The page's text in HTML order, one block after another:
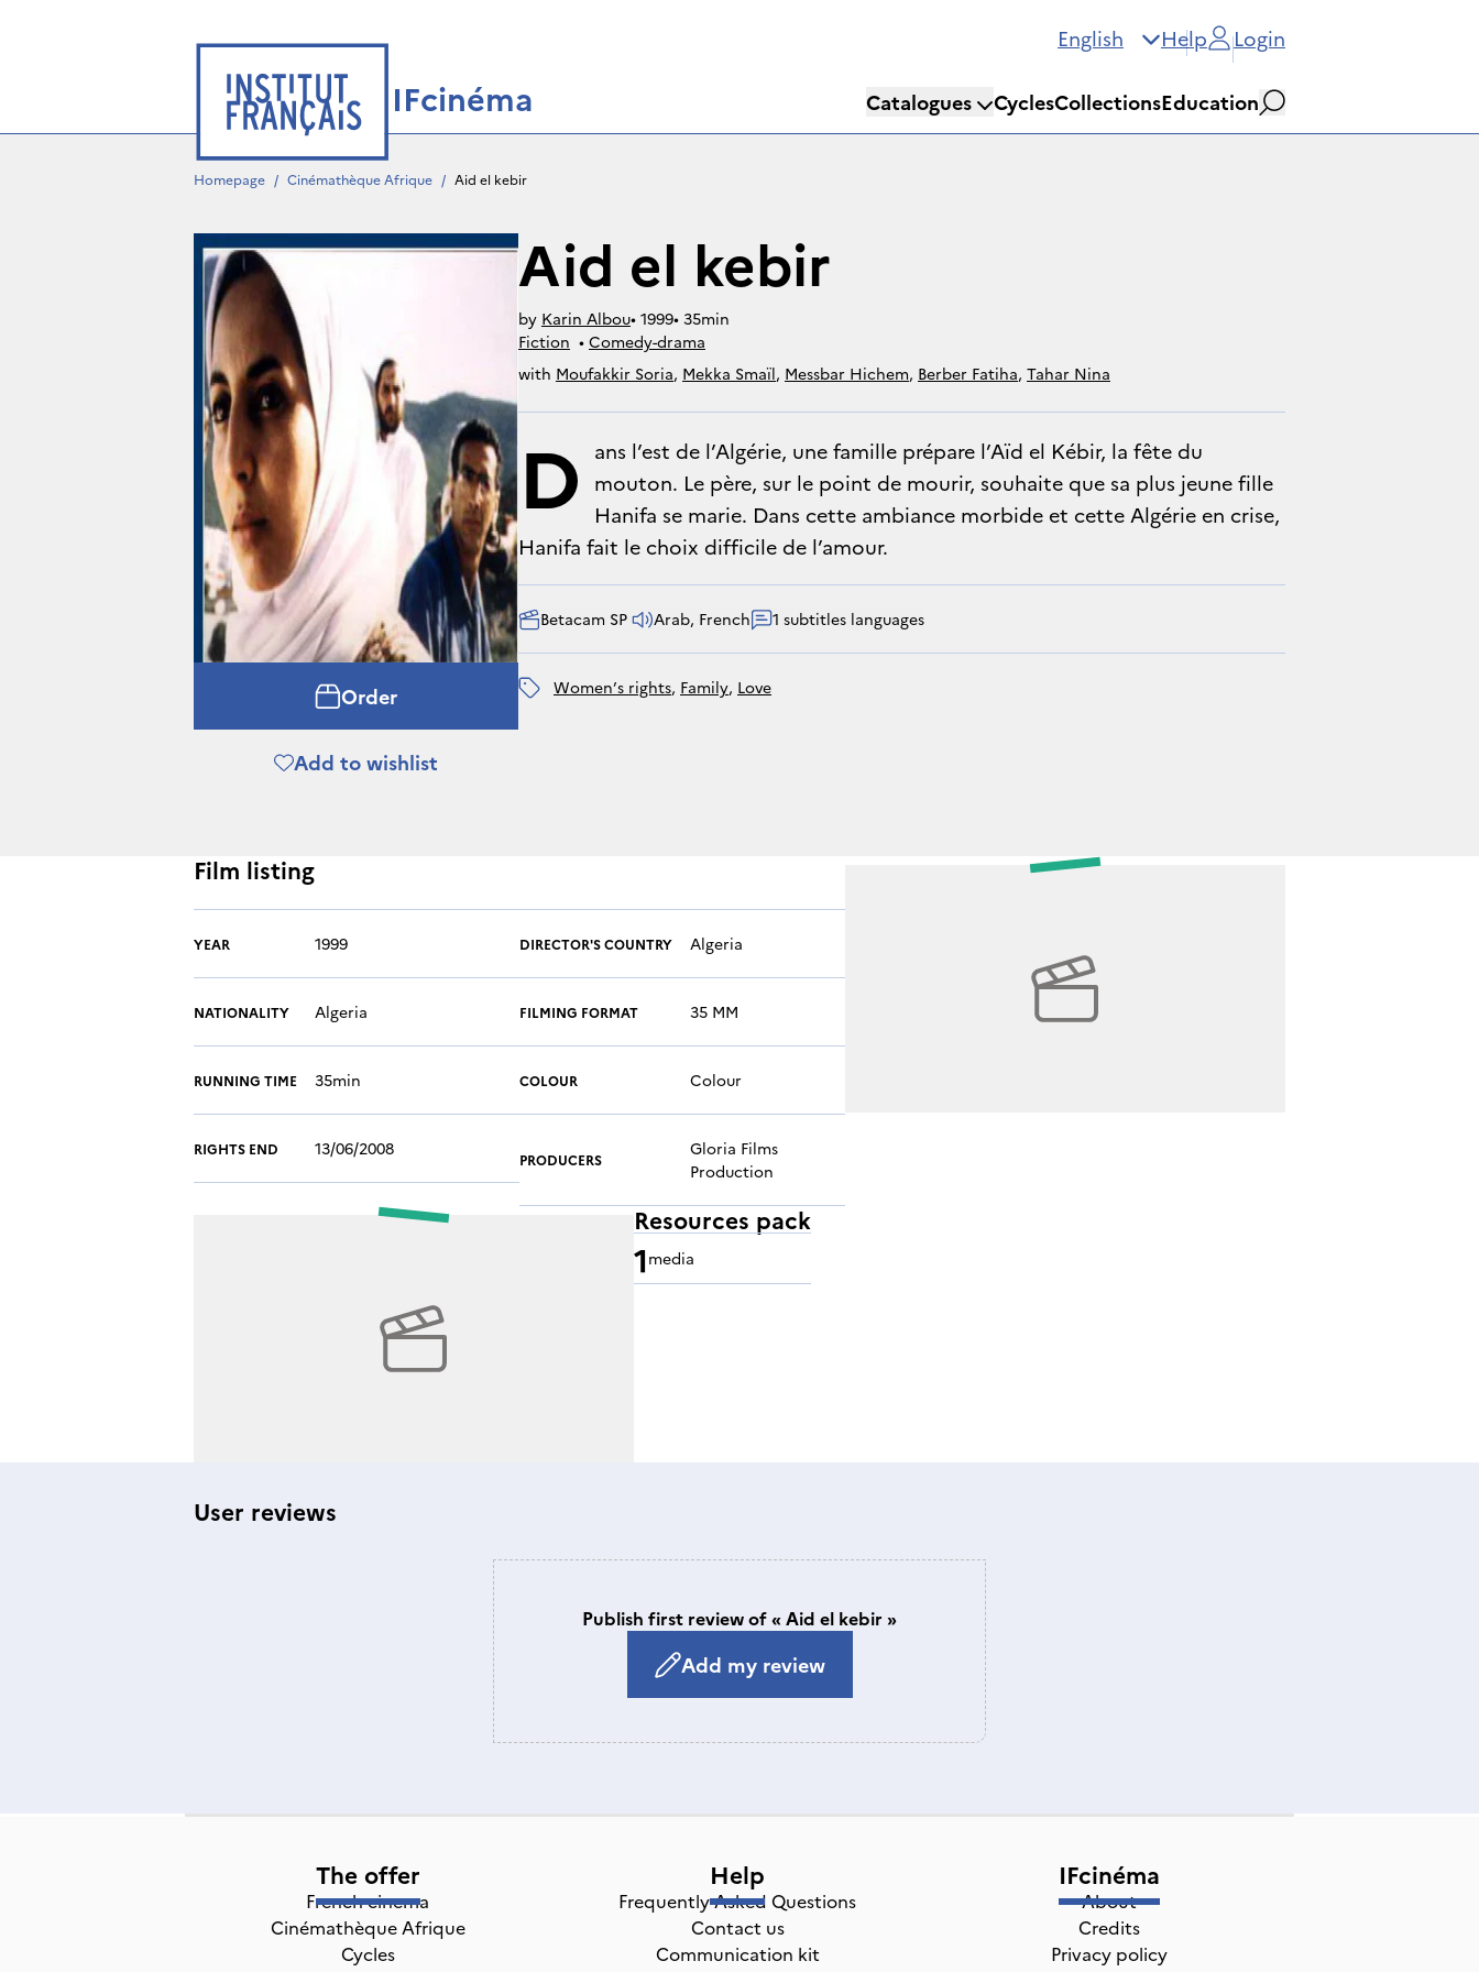
English Help Login
IFcinéma Catalogues CyclesCollectionsEducation
Search
Homepage / Cinémathèque Afrique / Aid el kebir
Order
Add to wishlist
Aid el kebir
by Karin Albou• 1999• 35min
Fiction • Comedy-drama
with Moufakkir Soria, Mekka Smaïl, Messbar Hichem, Berber Fatiha, Tahar Nina
D
ans l’est de l’Algérie, une famille prépare l’Aïd el Kébir, la fête du
mouton. Le père, sur le point de mourir, souhaite que sa plus jeune fille
Hanifa se marie. Dans cette ambiance morbide et cette Algérie en crise,
Hanifa fait le choix difficile de l’amour.
Betacam SP Arab, French 1 subtitles languages
women’s rights, family, love
Film listing
YEAR 1999
NATIONALITY Algeria
RUNNING TIME 35min
RIGHTS END 13/06/2008
DIRECTOR'S COUNTRY Algeria
FILMING FORMAT 35 MM
COLOUR Colour
PRODUCERS
Gloria Films
Production
Resources pack
1media
User reviews
Publish first review of « Aid el kebir »
Add my review
The offer
French cinema
Cinémathèque Afrique
Cycles
Help
Frequently Asked Questions
Contact us
Communication kit
IFcinéma
About
Credits
Privacy policy